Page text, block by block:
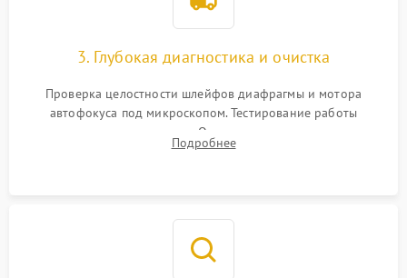
3. Глубокая диагностика и очистка
Проверка целостности шлейфов диафрагмы и мотора
автофокуса под микроскопом. Тестирование работы
электромагнитного привода. Очистка оптических элементов
от пыли, следов влаги и грибка спецрастворами без
Подробнее